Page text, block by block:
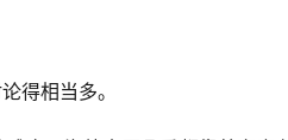
得相当多。